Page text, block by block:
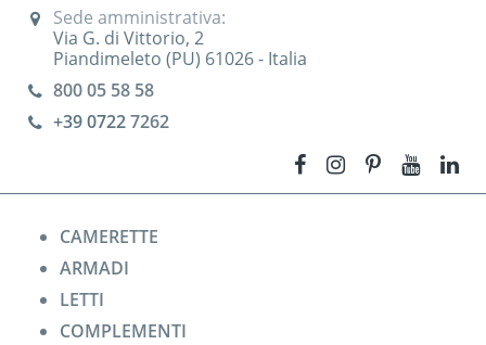
Sede amministrativa:
Via G. di Vittorio, 2
Piandimeleto (PU) 61026 - Italia
800 05 58 58
+39 07227262
CAMERETTE
ARMADI
LETTI
COMPLEMENTI